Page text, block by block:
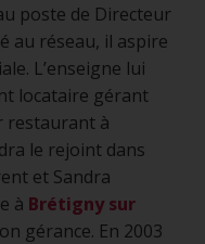
poste de Directeur
au réseau, il aspire
L’enseigne lui
locataire gérant
restaurant à
le rejoint dans
et Sandra
à Brétigny sur
gérance. En 2003